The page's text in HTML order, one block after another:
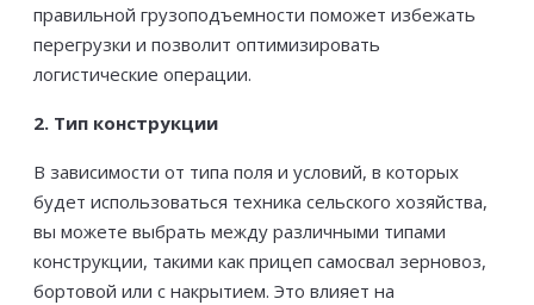
правильной грузоподъемности поможет избежать
перегрузки и позволит оптимизировать
логистические операции.
2. Тип конструкции
В зависимости от типа поля и условий, в которых
будет использоваться техника сельского хозяйства,
вы можете выбрать между различными типами
конструкции, такими как прицеп самосвал зерновоз,
бортовой или с накрытием. Это влияет на